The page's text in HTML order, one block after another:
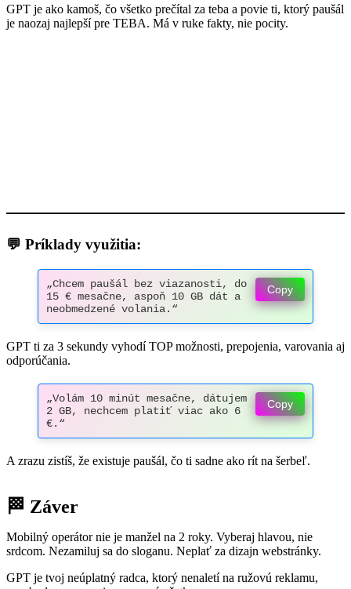
GPT je ako kamoš, čo všetko prečítal za teba a povie ti, ktorý paušál
je naozaj najlepší pre TEBA. Má v ruke fakty, nie pocity.
💬 Príklady využitia:
„Chcem paušál bez viazanosti, do
15 € mesačne, aspoň 10 GB dát a
neobmedzené volania.“
Copy
GPT ti za 3 sekundy vyhodí TOP možnosti, prepojenia, varovania aj
odporúčania.
„Volám 10 minút mesačne, dátujem
2 GB, nechcem platiť viac ako 6
€.“
Copy
A zrazu zistíš, že existuje paušál, čo ti sadne ako rít na šerbeľ.
🏁 Záver
Mobilný operátor nie je manžel na 2 roky. Vyberaj hlavou, nie
srdcom. Nezamiluj sa do sloganu. Neplať za dizajn webstránky.
GPT je tvoj neúplatný radca, ktorý nenaletí na ružovú reklamu,